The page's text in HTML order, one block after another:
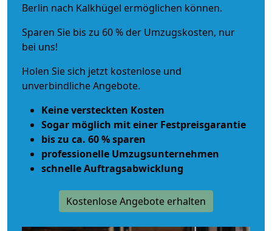
Berlin nach Kalkhügel ermöglichen können.
Sparen Sie bis zu 60 % der Umzugskosten, nur
bei uns!
Holen Sie sich jetzt kostenlose und
unverbindliche Angebote.
Keine versteckten Kosten
Sogar möglich mit einer Festpreisgarantie
bis zu ca. 60 % sparen
professionelle Umzugsunternehmen
schnelle Auftragsabwicklung
Kostenlose Angebote erhalten